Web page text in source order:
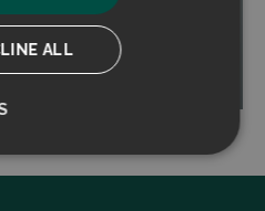
ALL
Performance